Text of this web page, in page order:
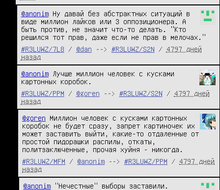
@anonim Ну давай без абстрактных ситуаций в
виде миллион лайков или 3 оппозиционера. А
быть против, не значит что-то делать. "Кто
решился тот прав, даже если не прав в мелочах."
#R3LUWZ/7L8
/ @dan --> #R3LUWZ/S2N / 4797 дней
назад
@anonim Лучше миллион человек с кусками
картонных коробок.
#R3LUWZ/PPM
/ @goren --> #R3LUWZ/S2N / 4797 дней
назад
@goren Миллион человек с кусками картонных
коробок не будет сразу, запрет картиночек их
может заставить выйти, какие-то отдаленные от
простой пидорашки распилы, откаты,
политзаключенные, прочая хуйня - никогда.
#R3LUWZ/MFM
/ @anonim --> #R3LUWZ/PPM / 4797 дней
назад
@anonim "Нечестные" выборы заставили.